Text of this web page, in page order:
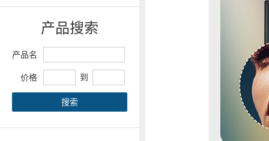
产品搜索
产品名
价格 到
搜索